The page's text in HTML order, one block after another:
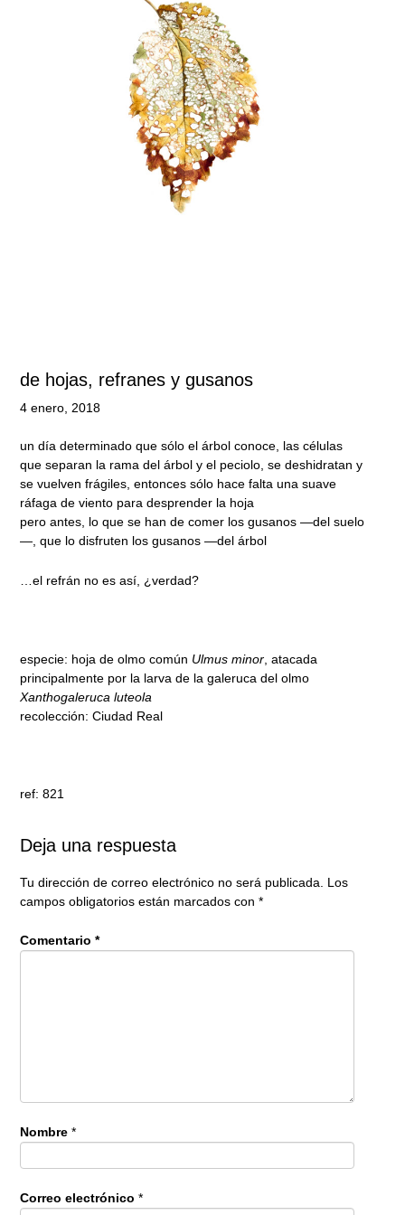
de hojas, refranes y gusanos
4 enero, 2018
un día determinado que sólo el árbol conoce, las células
que separan la rama del árbol y el peciolo, se deshidratan y
se vuelven frágiles, entonces sólo hace falta una suave
ráfaga de viento para desprender la hoja
pero antes, lo que se han de comer los gusanos —del suelo
—, que lo disfruten los gusanos —del árbol
…el refrán no es así, ¿verdad?
especie: hoja de olmo común Ulmus minor , atacada
principalmente por la larva de la galeruca del olmo
Xanthogaleruca luteola
recolección: Ciudad Real
ref: 821
Deja una respuesta
Tu dirección de correo electrónico no será publicada.
Los
campos obligatorios están marcados con *
Comentario *
Nombre *
Correo electrónico *